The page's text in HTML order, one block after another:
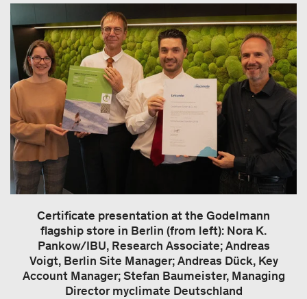
Certificate presentation at the Godelmann
flagship store in Berlin (from left): Nora K.
Pankow/IBU, Research Associate; Andreas
Voigt, Berlin Site Manager; Andreas Dück, Key
Account Manager; Stefan Baumeister, Managing
Director myclimate Deutschland